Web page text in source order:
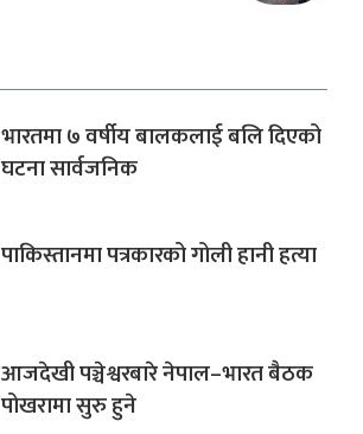
भारतमा ७ वर्षीय बालकलाई बलि दिएको
घटना सार्वजनिक
पाकिस्तानमा पत्रकारको गोली हानी हत्या
आजदेखी पञ्चेश्वरबारे नेपाल–भारत बैठक
पोखरामा सुरु हुने